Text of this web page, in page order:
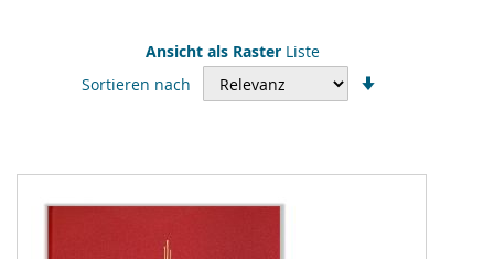
Ansicht als Raster Liste
Sortieren nach